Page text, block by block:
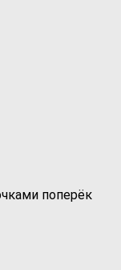
поперёк